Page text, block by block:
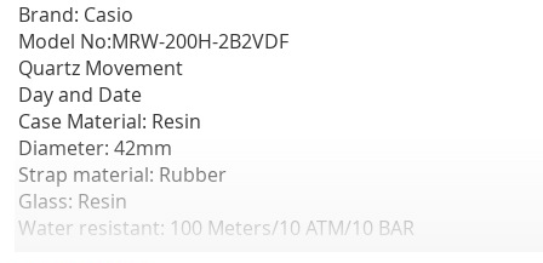
Brand: Casio
Model No:MRW-200H-2B2VDF
Quartz Movement
Day and Date
Case Material: Resin
Diameter: 42mm
Strap material: Rubber
Glass: Resin
Water resistant: 100 Meters/10 ATM/10 BAR